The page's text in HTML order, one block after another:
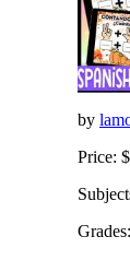
by
Price: